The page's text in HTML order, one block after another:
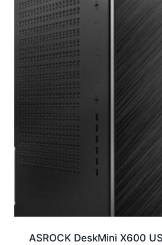
ASROCK DeskMini X600